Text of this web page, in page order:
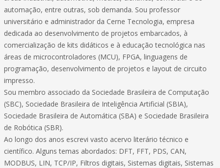
automação, entre outras, sob demanda. Sou professor
universitário e administrador da Cerne Tecnologia, empresa
dedicada ao desenvolvimento de projetos embarcados, à
comercialização de kits didáticos e à educação tecnológica nas
áreas de microcontroladores (MCU), FPGA, linguagens de
programação, desenvolvimento de projetos e layout de circuito
impresso.
Sou membro associado da Sociedade Brasileira de Computação
(SBC), Sociedade Brasileira de Inteligência Artificial (SBIA),
Sociedade Brasileira de Automática (SBA) e Sociedade Brasileira
de Robótica (SBR).
Ao longo dos anos escrevi vasto acervo literário técnico e
científico. Alguns temas abordados: DFT, FFT, PDS, CAN,
MODBUS, LIN, TCP/IP, Filtros digitais, Sistemas digitais, Sistemas